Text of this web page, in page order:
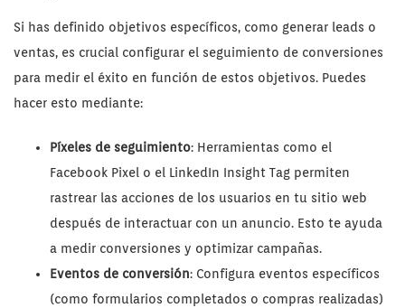
Si has definido objetivos específicos, como generar leads o
ventas, es crucial configurar el seguimiento de conversiones
para medir el éxito en función de estos objetivos. Puedes
hacer esto mediante:
Píxeles de seguimiento: Herramientas como el
Facebook Pixel o el LinkedIn Insight Tag permiten
rastrear las acciones de los usuarios en tu sitio web
después de interactuar con un anuncio. Esto te ayuda
a medir conversiones y optimizar campañas.
Eventos de conversión: Configura eventos específicos
(como formularios completados o compras realizadas)